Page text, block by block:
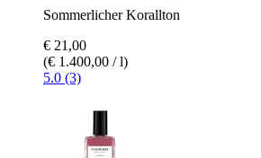
Sommerlicher Korallton
€ 21,00
(€ 1.400,00 / l)
5.0 (3)